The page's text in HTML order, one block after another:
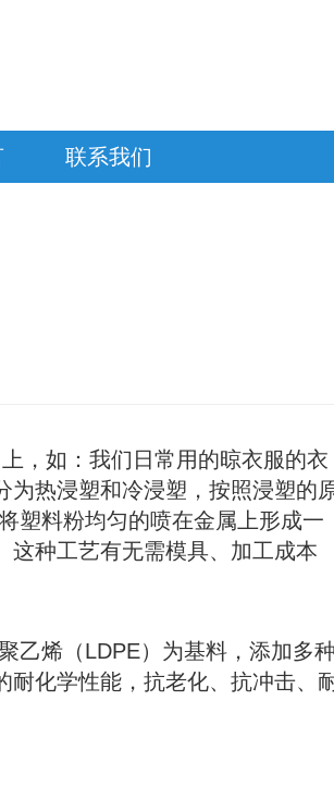
联系我们
，如：我们日常用的晾衣服的衣
为热浸塑和冷浸塑，按照浸塑的
塑料粉均匀的喷在金属上形成一
这种工艺有无需模具、加工成本
烯（LDPE）为基料，添加多种
耐化学性能，抗老化、抗冲击、